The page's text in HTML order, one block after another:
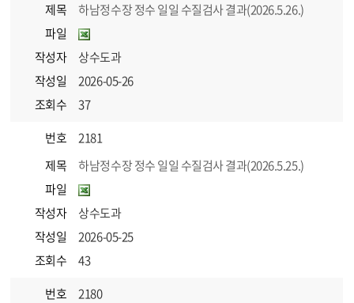
제목
하남정수장 정수 일일 수질검사 결과(2026.5.26.)
파일
작성자
상수도과
작성일
2026-05-26
조회수
37
번호
2181
제목
하남정수장 정수 일일 수질검사 결과(2026.5.25.)
파일
작성자
상수도과
작성일
2026-05-25
조회수
43
번호
2180